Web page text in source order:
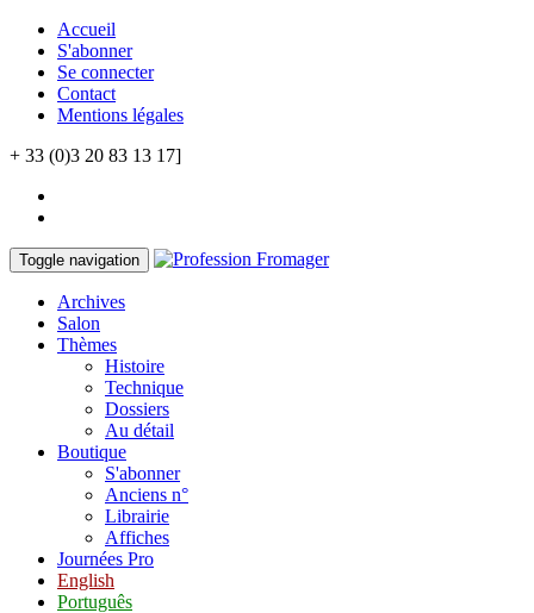
Accueil
S'abonner
Se connecter
Contact
Mentions légales
+ 33 (0)3 20 83 13 17]
Toggle navigation
Archives
Salon
Thèmes
Histoire
Technique
Dossiers
Au détail
Boutique
S'abonner
Anciens n°
Librairie
Affiches
Journées Pro
English
Português